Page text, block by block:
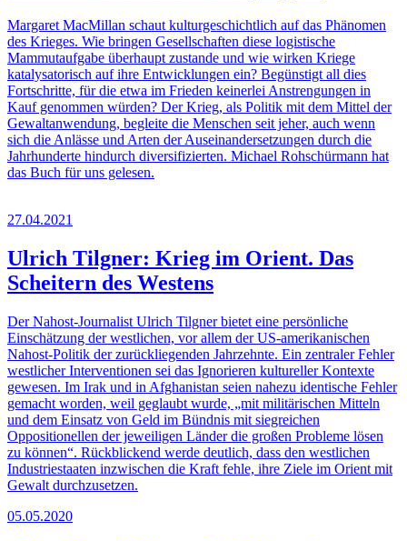
Margaret MacMillan schaut kulturgeschichtlich auf das Phänomen
des Krieges. Wie bringen Gesellschaften diese logistische
Mammutaufgabe überhaupt zustande und wie wirken Kriege
katalysatorisch auf ihre Entwicklungen ein? Begünstigt all dies
Fortschritte, für die etwa im Frieden keinerlei Anstrengungen in
Kauf genommen würden? Der Krieg, als Politik mit dem Mittel der
Gewaltanwendung, begleite die Menschen seit jeher, auch wenn
sich die Anlässe und Arten der Auseinandersetzungen durch die
Jahrhunderte hindurch diversifizierten. Michael Rohschürmann hat
das Buch für uns gelesen.
27.04.2021
Ulrich Tilgner: Krieg im Orient. Das
Scheitern des Westens
Der Nahost-Journalist Ulrich Tilgner bietet eine persönliche
Einschätzung der westlichen, vor allem der US-amerikanischen
Nahost-Politik der zurückliegenden Jahrzehnte. Ein zentraler Fehler
westlicher Interventionen sei das Ignorieren kultureller Kontexte
gewesen. Im Irak und in Afghanistan seien nahezu identische Fehler
gemacht worden, weil geglaubt wurde, „mit militärischen Mitteln
und dem Einsatz von Geld im Bündnis mit siegreichen
Oppositionellen der jeweiligen Länder die großen Probleme lösen
zu können“. Rückblickend werde deutlich, dass den westlichen
Industriestaaten inzwischen die Kraft fehle, ihre Ziele im Orient mit
Gewalt durchzusetzen.
05.05.2020